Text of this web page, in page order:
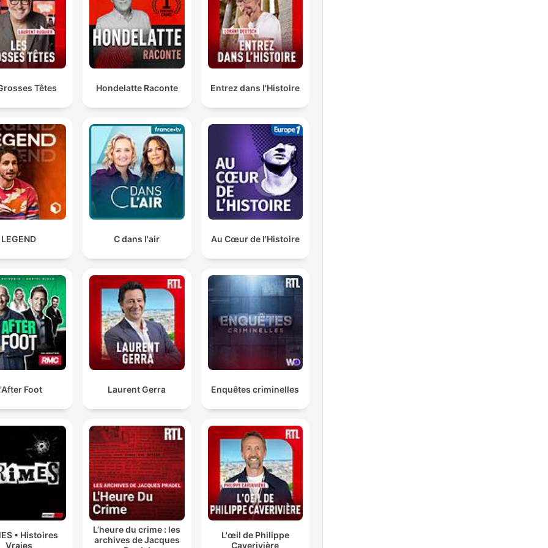
Venstres tidligere politik.
Med alle de midler, som er nødvendige, altså væbnede
vagter, hvis det er nødvendigt, pigtrådstregn, hvis det
at beskytte de europæiske grænser.
Illegale migranter, de skal ikke være i vores land. Der
skal kun være lovlig migration, kontrolleret migration,
som vi har styr på.
00:36:06 · Dette udsagn udtrykker et ønske om streng kontrol
med, hvem der får adgang til landet.
Têtes Hondelatte Raconte Entrez dans l'Histoire
LEGEND C dans l'air Au Cœur de l'Histoire
Foot Laurent Gerra Enquêtes criminelles
• Histoires
Vraies
L’heure du crime : les
archives de Jacques
L'œil de Philippe
Caverivière